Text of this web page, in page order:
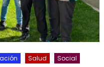
Salud Social